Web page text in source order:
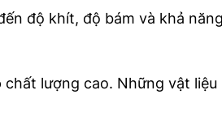
độ khít, độ bám và khả
lượng cao. Những vật